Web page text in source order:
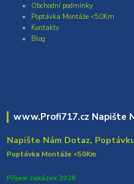
Obchodní podmínky
Poptávka Montáže <50Km
Kontakty
Blog
www.Profi717.cz Napište
Napište Nám Dotaz,
Poptávka Montáže <50Km
Přijem zakázek 2026